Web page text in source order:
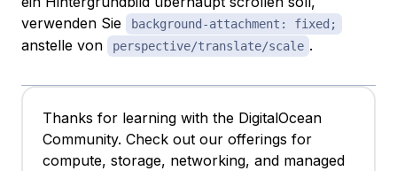
verwenden Sie
background-attachment: fixed;
anstelle von perspective/translate/scale .
Thanks for learning with the DigitalOcean
Community. Check out our offerings for
compute, storage, networking, and managed